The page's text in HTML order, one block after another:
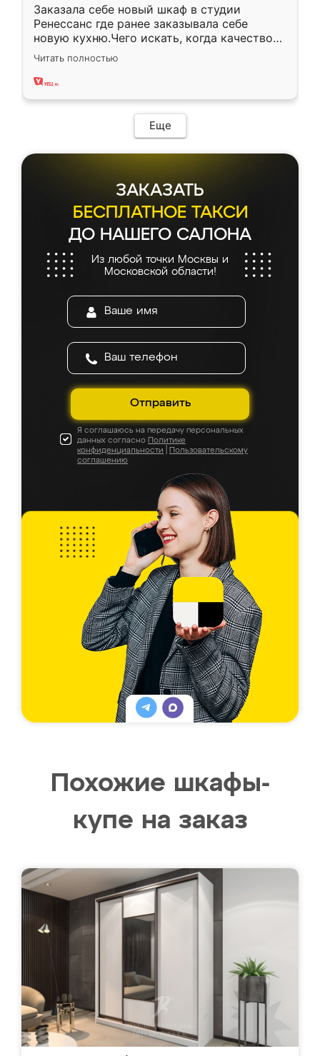
Заказала себе новый шкаф в студии
Ренессанс где ранее заказывала себе
новую кухню.Чего искать, когда качеством
вполне довольна. Служит кухня уже почти
два года, нареканий нет.
Читать полностью
Еще
ЗАКАЗАТЬ
БЕСПЛАТНОЕ ТАКСИ
ДО НАШЕГО САЛОНА
Из любой точки Москвы и
Московской области!
Отправить
Я соглашаюсь на передачу персональных
данных согласно Политике
конфиденциальности
Пользовательскому
соглашению
Похожие шкафы-
купе на заказ